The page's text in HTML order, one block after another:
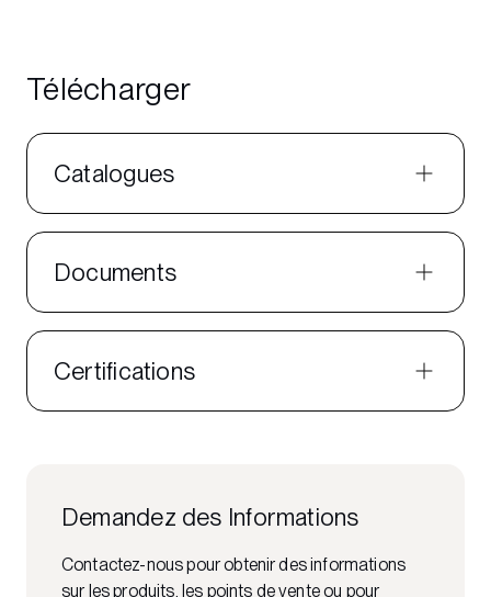
Télécharger
Catalogues
Documents
Certifications
Demandez des Informations
Contactez-nous pour obtenir des informations
sur les produits, les points de vente ou pour